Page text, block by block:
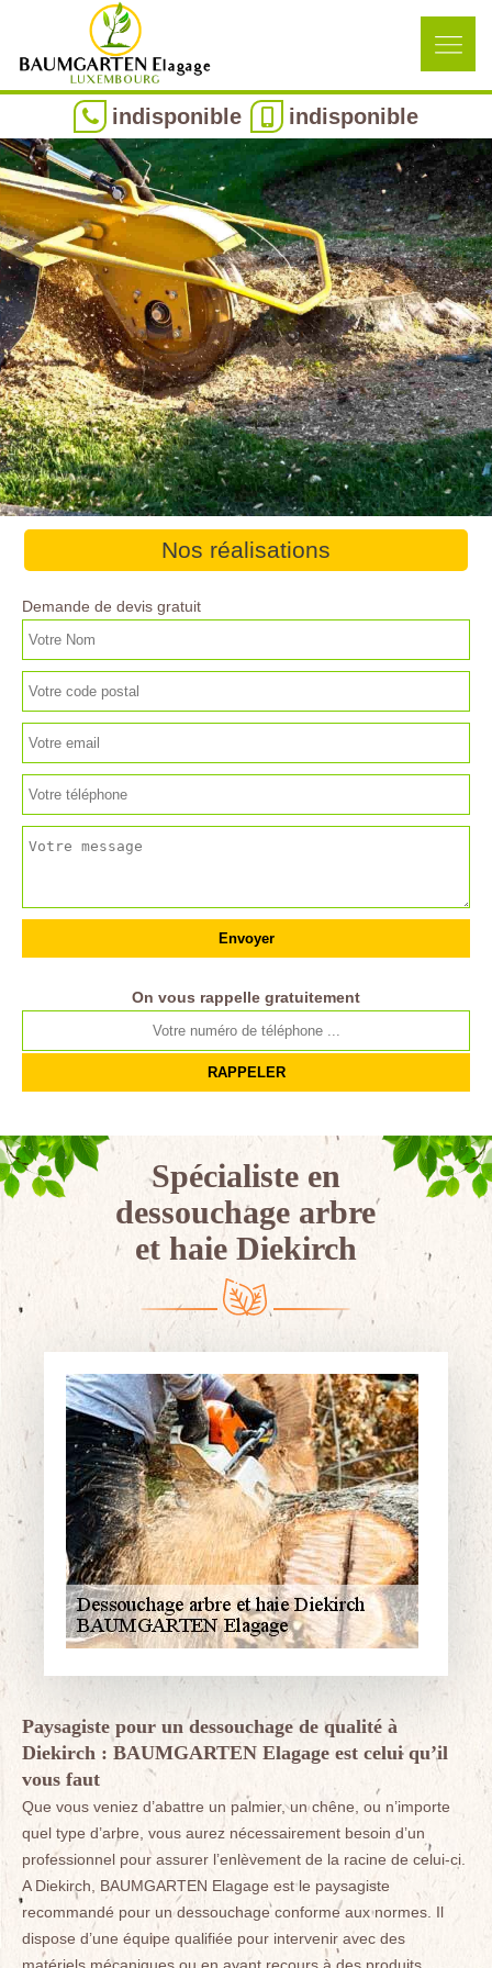
indisponible indisponible
Nos réalisations
Demande de devis gratuit
On vous rappelle gratuitement
Spécialiste en
dessouchage arbre
et haie Diekirch
Paysagiste pour un dessouchage de qualité à
Diekirch : BAUMGARTEN Elagage est celui qu’il
vous faut
Que vous veniez d’abattre un palmier, un chêne, ou n’importe
quel type d’arbre, vous aurez nécessairement besoin d’un
professionnel pour assurer l’enlèvement de la racine de celui-ci.
A Diekirch, BAUMGARTEN Elagage est le paysagiste
recommandé pour un dessouchage conforme aux normes. Il
dispose d’une équipe qualifiée pour intervenir avec des